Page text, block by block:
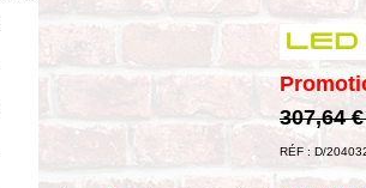
307,64
RÉF : D/